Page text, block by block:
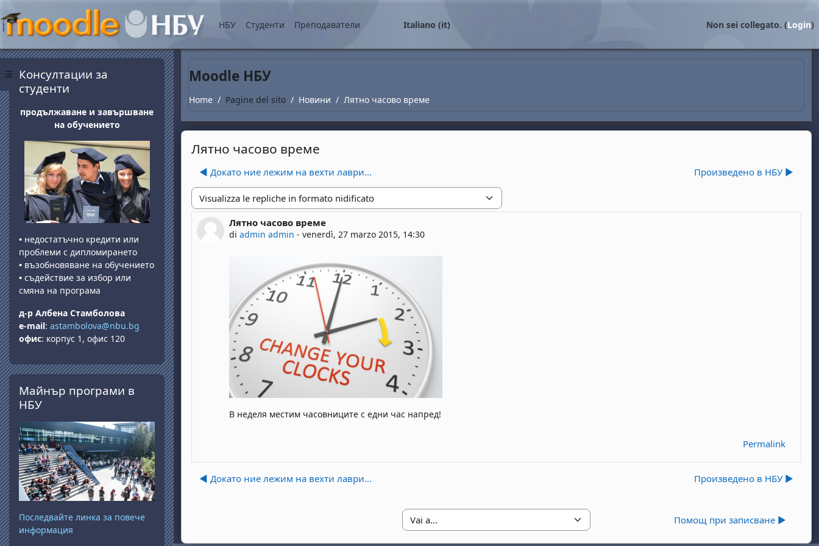
Pannello laterale
НБУ Студенти Преподаватели Italiano ‎(it)‎ Non sei collegato. (Login)
Moodle НБУ
Home Pagine del sito Новини Лятно часово време
Лятно часово време
◀︎ Докато ние лежим на вехти лаври... Произведено в НБУ ▶︎
Modalità visualizzazione
Лятно часово време
di admin admin - venerdì, 27 marzo 2015, 14:30
Numero di risposte: 0
В неделя местим часовниците с едни час напред!
Permalink
◀︎ Докато ние лежим на вехти лаври... Произведено в НБУ ▶︎
Vai a... Помощ при записване ▶︎
Blocchi
Консултации за
студенти
продължаване и завършване
на обучението
• недостатъчно кредити или
проблеми с дипломирането
• възобновяване на обучението
• съдействие за избор или
смяна на програма
д-р Албена Стамболова
e-mail: astambolova@nbu.bg
офис: корпус 1, офис 120
Salta Майнър програми в НБУ
Майнър програми в
НБУ
Последвайте линка за повече
информация